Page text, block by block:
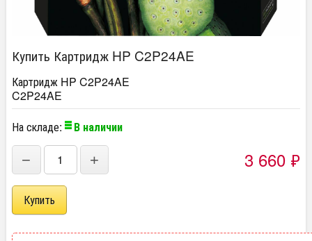
Купить Картридж HP C2P24AE
Картридж HP C2P24AE
C2P24AE
На складе:
В наличии
− + 3 660 ₽